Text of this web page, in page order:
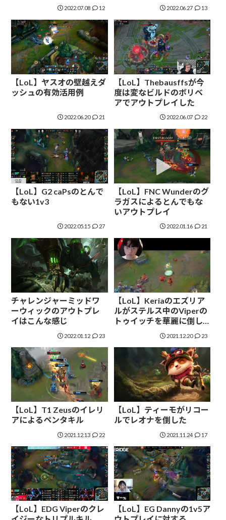
2022.07.08 12 2022.06.27 13
【LoL】ヤスオの壁越えダ
ッシュの有効活用例
2022.06.20 21
【LoL】Thebausffsが今
度は変なビルドのボリベ
アでアウトプレイした
2022.06.07 22
【LoL】G2 caPsのとんで
もない1v3
2022.05.15 27
【LoL】FNC Wunderのグ
ラガスによるとんでもな
いアウトプレイ
2022.01.16 21
チャレンジャーミッドワ
ーウィックのアウトプレ
イはこんな感じ
2022.01.12 23
【LoL】Keriaのエズリア
ルがステルス中のViperの
トゥイッチを華麗に倒し
2021.12.20 23
【LoL】T1 Zeusのイレリ
アによるペンタキル
2021.12.13 22
【LoL】ティーモがリコー
ルでレオナを倒した
2021.11.24 17
【LoL】EDG Viperのクレ
【LoL】EG Dannyの1v5ア